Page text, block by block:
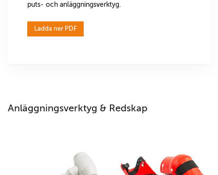
puts- och anläggningsverktyg.
Ladda ner PDF
Anläggningsverktyg & Redskap